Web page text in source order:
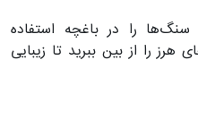
سنگ‌ها را در باغچه استفاده
هرز را از بین ببرید تا زیبایی